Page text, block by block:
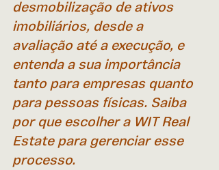
desmobilização de ativos
imobiliários, desde a
avaliação até a execução, e
entenda a sua importância
tanto para empresas quanto
para pessoas físicas. Saiba
por que escolher a WIT Real
Estate para gerenciar esse
processo.